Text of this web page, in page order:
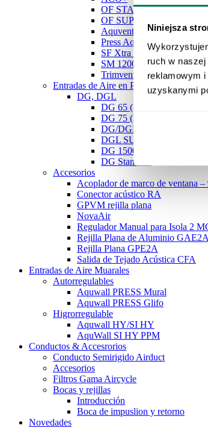
Niniejsza
ruch w
reklamowym
uzyskanymi
OF STANDARD
OF SUPER
Aquvent HY PRO
Press Aqustic
SF Xtra Sound
SM 1200 PRO
Trimvent Select S13
Entradas de Aire en Perfileria
DG, DGL
DG 65 (EX)
DG 75 (EX)
DG/DGL 80 (EX)
DGL SUPER
DG 1500
DG Standard
Accesorios
Acoplador de marco de ventana –
Conector acústico RA
GPVM rejilla plana
NovaAir
Regulador Manual para Isola 2
Rejilla Plana de Aluminio GAE2A
Rejilla Plana GPE2A
Salida de Tejado Acústica CFA
Entradas de Aire Muarales
Autorregulables
Aquwall PRESS Mural
Aquwall PRESS Glifo
Higrorregulable
Aquwall HY/SI HY
AquWall SI HY PPM
Conductos & Accesrorios
Conducto Semirigido Airduct
Accesorios
Filtros Gama Aircycle
Bocas y rejillas
Introducción
Boca de impuslion y retorno
Novedades